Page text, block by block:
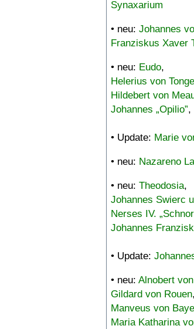
Synaxarium
• neu: Johannes
Franziskus Xaver
• neu: Eudo,
Helerius von
Hildebert von
Johannes „Opilio”,
• Update: Marie
• neu: Nazareno
• neu: Theodosia,
Johannes Swierc
Nerses IV.
Johannes
• Update:
• neu: Alnobert
Gildard von Rouen,
Manveus von
Maria Katharina